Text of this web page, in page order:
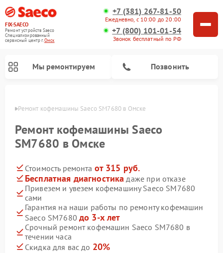
FIX-SAECO
Ремонт устройств Saeco
Специализированный
cервисный центр г.Омск
+7 (381) 267-81-50
Ежедневно, с 10:00 до 20:00
+7 (800) 101-01-54
Звонок бесплатный по РФ
Мы ремонтируем Позвонить
Ремонт кофемашины Saeco SM7680 в Омске
Ремонт кофемашины Saeco
SM7680 в Омске
Стоимость ремонта от 315 руб.
Бесплатная диагностика даже при отказе
Привезем и увезем кофемашину Saeco SM7680
сами
Гарантия на наши работы по ремонту кофемашин
Saeco SM7680 до 3-х лет
Срочный ремонт кофемашин Saeco SM7680 в
течении часа
Скидка для вас до 20%